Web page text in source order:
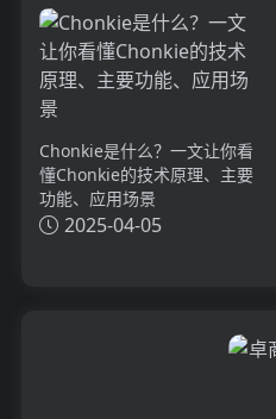
Chonkie是什么？一文让你看
懂Chonkie的技术原理、主要
功能、应用场景
2025-04-05